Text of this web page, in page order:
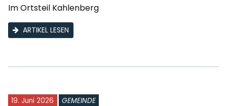
Im Ortsteil Kahlenberg
ARTIKEL LESEN
19. Juni 2026 GEMEINDE